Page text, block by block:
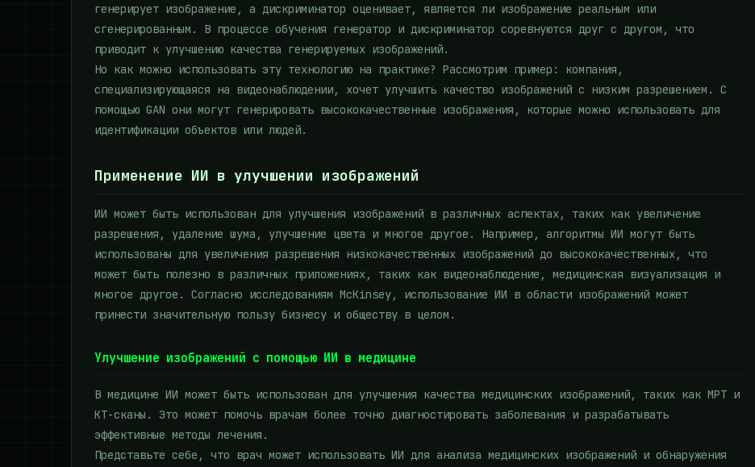
генерирует изображение, а дискриминатор оценивает, является ли изображение реальным или
сгенерированным. В процессе обучения генератор и дискриминатор соревнуются друг с другом, что
приводит к улучшению качества генерируемых изображений.
Но как можно использовать эту технологию на практике? Рассмотрим пример: компания,
специализирующаяся на видеонаблюдении, хочет улучшить качество изображений с низким разрешением. С
помощью GAN они могут генерировать высококачественные изображения, которые можно использовать для
идентификации объектов или людей.
Применение ИИ в улучшении изображений
ИИ может быть использован для улучшения изображений в различных аспектах, таких как увеличение
разрешения, удаление шума, улучшение цвета и многое другое. Например, алгоритмы ИИ могут быть
использованы для увеличения разрешения низкокачественных изображений до высококачественных, что
может быть полезно в различных приложениях, таких как видеонаблюдение, медицинская визуализация и
многое другое. Согласно исследованиям McKinsey, использование ИИ в области изображений может
принести значительную пользу бизнесу и обществу в целом.
Улучшение изображений с помощью ИИ в медицине
В медицине ИИ может быть использован для улучшения качества медицинских изображений, таких как МРТ и
КТ-сканы. Это может помочь врачам более точно диагностировать заболевания и разрабатывать
эффективные методы лечения.
Представьте себе, что врач может использовать ИИ для анализа медицинских изображений и обнаружения